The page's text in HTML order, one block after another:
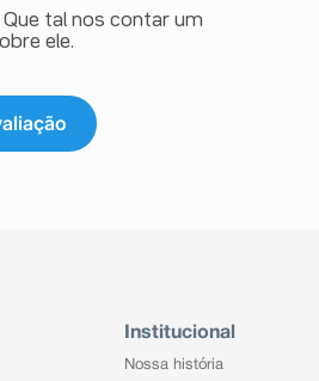
tal nos contar um
ele.
Institucional
Nossa história